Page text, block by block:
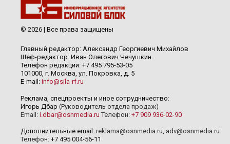
© 2026 | Все права защищены
Главный редактор: Александр Георгиевич Михайлов
Шеф-редактор: Иван Олегович Чечушкин.
Телефон редакции: +7 495 795-53-05
101000, г. Москва, ул. Покровка, д. 5
E-mail: info@sila-rf.ru
Реклама, спецпроекты и иное сотрудничество:
Игорь Дбар (Руководитель отдела продаж)
Email: i.dbar@osnmedia.ru Телефон: +7 909 936-02-90
Дополнительные email: reklama@osnmedia.ru, adv@osnmedia.ru
Телефон: +7 495 004-56-11